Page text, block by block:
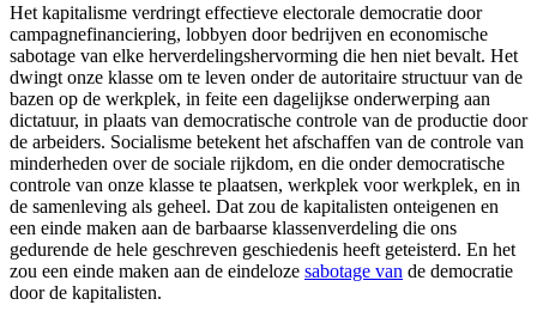
Het kapitalisme verdringt effectieve electorale democratie door
campagnefinanciering, lobbyen door bedrijven en economische
sabotage van elke herverdelingshervorming die hen niet bevalt. Het
dwingt onze klasse om te leven onder de autoritaire structuur van de
bazen op de werkplek, in feite een dagelijkse onderwerping aan
dictatuur, in plaats van democratische controle van de productie door
de arbeiders. Socialisme betekent het afschaffen van de controle van
minderheden over de sociale rijkdom, en die onder democratische
controle van onze klasse te plaatsen, werkplek voor werkplek, en in
de samenleving als geheel. Dat zou de kapitalisten onteigenen en
een einde maken aan de barbaarse klassenverdeling die ons
gedurende de hele geschreven geschiedenis heeft geteisterd. En het
zou een einde maken aan de eindeloze sabotage van de democratie
door de kapitalisten.